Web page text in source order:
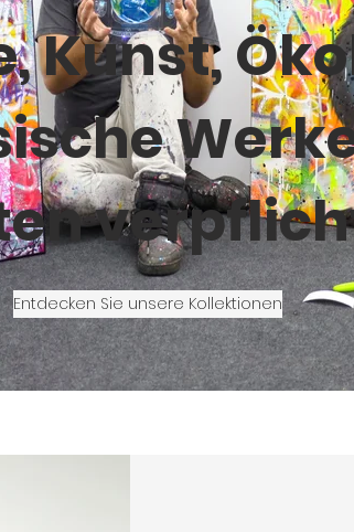
Kunst,
Entdecken Sie unsere Kollektionen